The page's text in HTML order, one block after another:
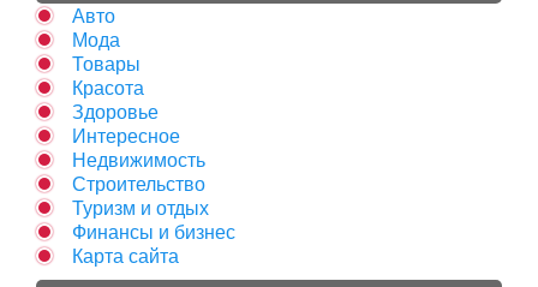
Авто
Мода
Товары
Красота
Здоровье
Интересное
Недвижимость
Строительство
Туризм и отдых
Финансы и бизнес
Карта сайта